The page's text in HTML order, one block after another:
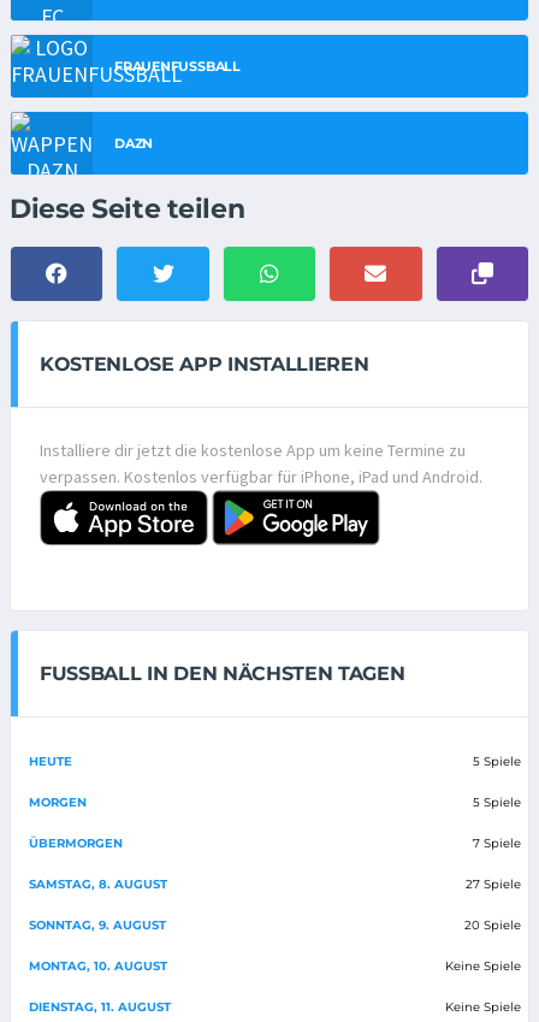
FRAUENFUSSBALL
DAZN
Diese Seite teilen
KOSTENLOSE APP INSTALLIEREN
Installiere dir jetzt die kostenlose App um keine Termine zu
verpassen. Kostenlos verfügbar für iPhone, iPad und Android.
FUSSBALL IN DEN NÄCHSTEN TAGEN
HEUTE 5 Spiele
MORGEN 5 Spiele
ÜBERMORGEN 7 Spiele
SAMSTAG, 8. AUGUST 27 Spiele
SONNTAG, 9. AUGUST 20 Spiele
MONTAG, 10. AUGUST Keine Spiele
DIENSTAG, 11. AUGUST Keine Spiele